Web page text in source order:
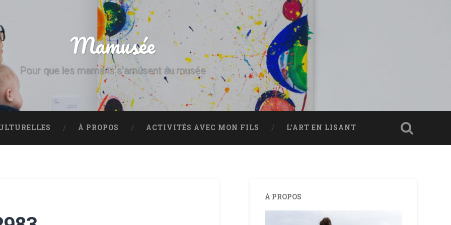
Mamusée
Pour que les mamans s’amusent au musée
À PROPOS ACTIVITÉS AVEC MON FILS L’ART EN LISANT
À PROPOS